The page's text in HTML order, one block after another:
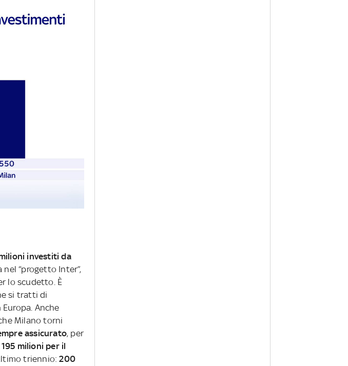
investiti da
“progetto Inter”,
lo scudetto. È
si tratti di
Anche
Milano torni
assicurato, per
195 milioni per il
triennio:200